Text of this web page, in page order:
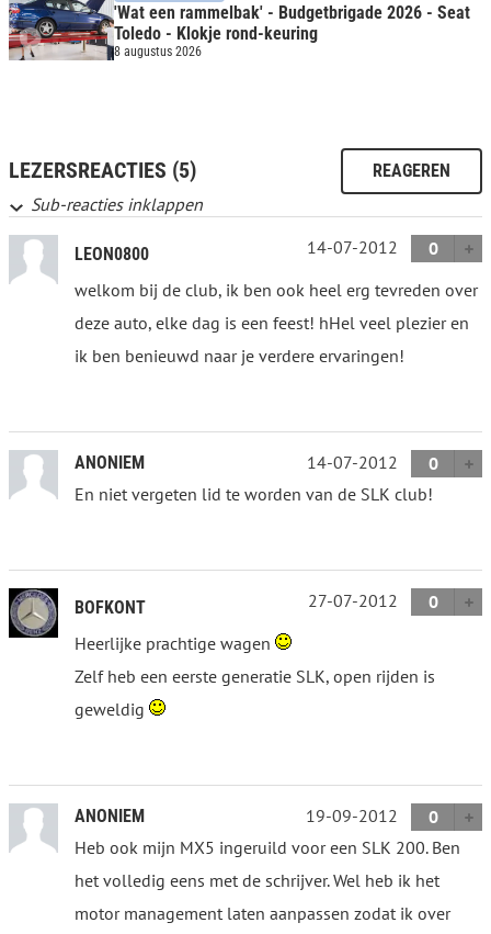
'Wat een rammelbak' - Budgetbrigade 2026 - Seat
Toledo - Klokje rond-keuring
8 augustus 2026
LEZERSREACTIES (5) REAGEREN
Sub-reacties inklappen
LEON0800 14-07-2012
0
welkom bij de club, ik ben ook heel erg tevreden over
deze auto, elke dag is een feest! hHel veel plezier en
ik ben benieuwd naar je verdere ervaringen!
ANONIEM 14-07-2012
0
En niet vergeten lid te worden van de SLK club!
BOFKONT 27-07-2012
0
Heerlijke prachtige wagen
Zelf heb een eerste generatie SLK, open rijden is
geweldig
ANONIEM 19-09-2012
0
Heb ook mijn MX5 ingeruild voor een SLK 200. Ben
het volledig eens met de schrijver. Wel heb ik het
motor management laten aanpassen zodat ik over